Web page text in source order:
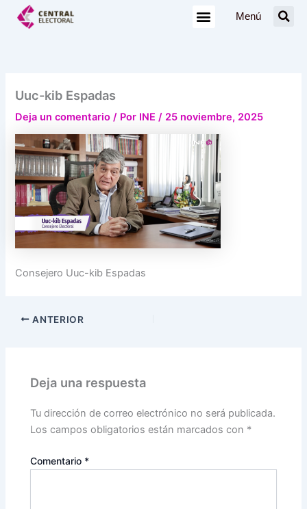
Menú
Uuc-kib Espadas
Deja un comentario / Por INE/ 25 noviembre, 2025
Consejero Uuc-kib Espadas
ANTERIOR
Deja una respuesta
Tu dirección de correo electrónico no será publicada.
Los campos obligatorios están marcados con *
Comentario *